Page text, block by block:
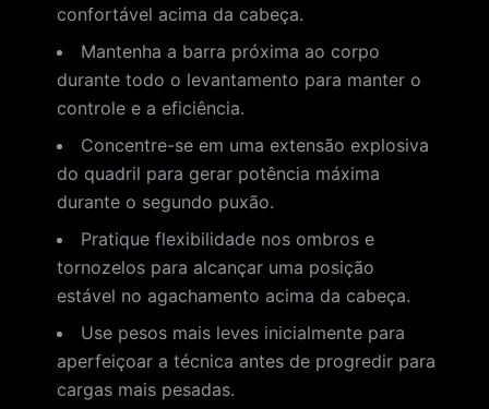
confortável acima da cabeça.
Mantenha a barra próxima ao corpo
durante todo o levantamento para manter o
controle e a eficiência.
Concentre-se em uma extensão explosiva
do quadril para gerar potência máxima
durante o segundo puxão.
Pratique flexibilidade nos ombros e
tornozelos para alcançar uma posição
estável no agachamento acima da cabeça.
Use pesos mais leves inicialmente para
aperfeiçoar a técnica antes de progredir para
cargas mais pesadas.